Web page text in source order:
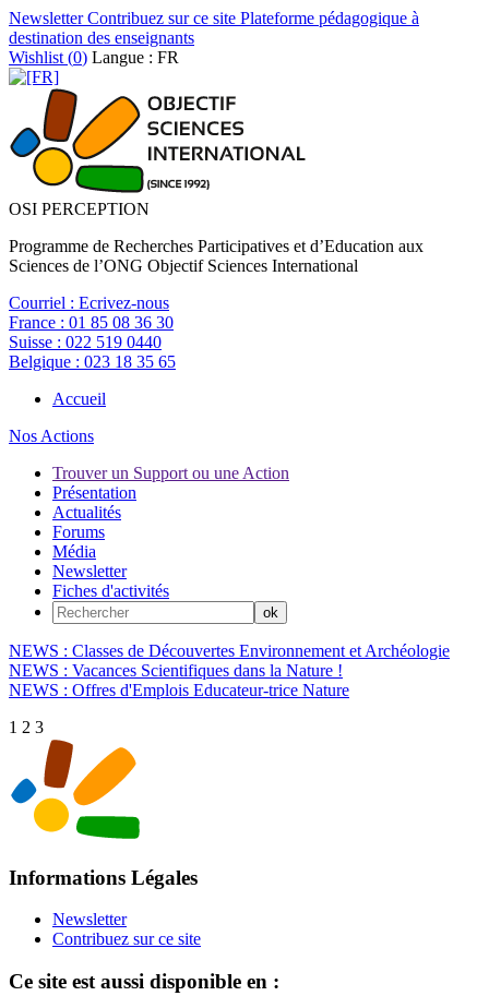
NewsletterContribuez sur ce site Plateforme pédagogique à
destination des enseignants
Wishlist (0) Langue : FR
OSI PERCEPTION
Programme de Recherches Participatives et d’Education aux
Sciences de l’ONG Objectif Sciences International
Courriel : Ecrivez-nous
France : 01 85 08 36 30
Suisse : 022 519 0440
Belgique : 023 18 35 65
Accueil
Nos Actions
Trouver un Support ou une Action
Présentation
Actualités
Forums
Média
Newsletter
Fiches d'activités
NEWS : Classes de Découvertes Environnement et Archéologie
NEWS : Vacances Scientifiques dans la Nature !
NEWS : Offres d'Emplois Educateur-trice Nature
1 2 3
Informations Légales
Newsletter
Contribuez sur ce site
Ce site est aussi disponible en :